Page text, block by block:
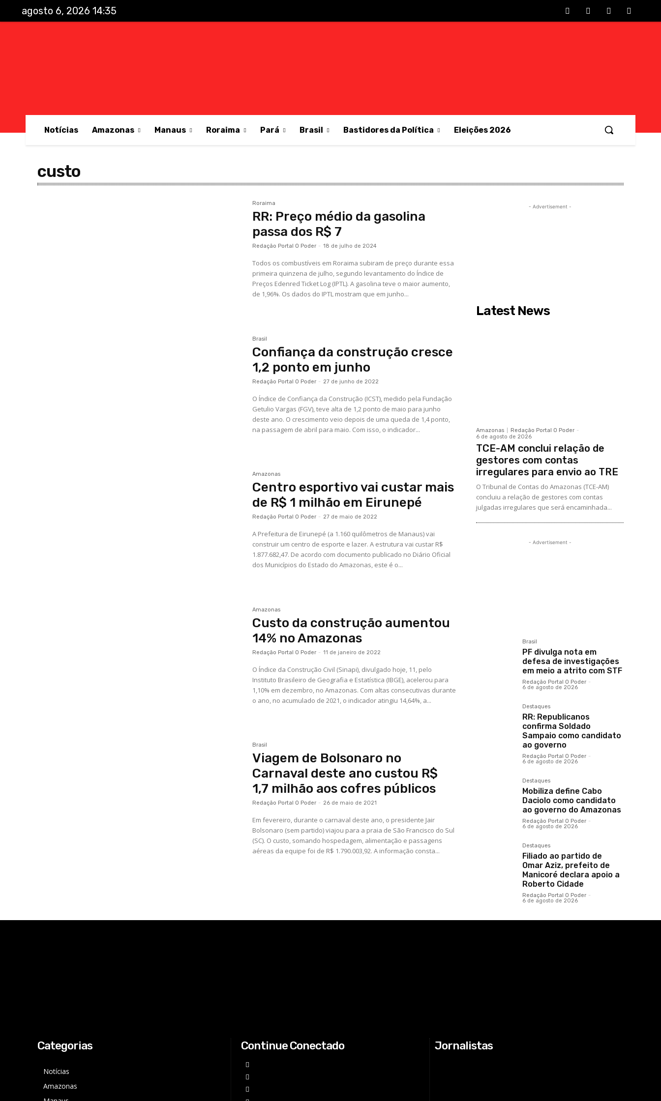
agosto 6, 2026 14:35
Notícias Amazonas Manaus Roraima Pará Brasil Bastidores da Política Eleições 2026
custo
Roraima
RR: Preço médio da gasolina
passa dos R$ 7
Redação Portal O Poder - 18 de julho de 2024
Todos os combustíveis em Roraima subiram de preço durante essa
primeira quinzena de julho, segundo levantamento do Índice de
Preços Edenred Ticket Log (IPTL). A gasolina teve o maior aumento,
de 1,96%. Os dados do IPTL mostram que em junho...
Brasil
Confiança da construção cresce
1,2 ponto em junho
Redação Portal O Poder - 27 de junho de 2022
O Índice de Confiança da Construção (ICST), medido pela Fundação
Getulio Vargas (FGV), teve alta de 1,2 ponto de maio para junho
deste ano. O crescimento veio depois de uma queda de 1,4 ponto,
na passagem de abril para maio. Com isso, o indicador...
Amazonas
Centro esportivo vai custar mais
de R$ 1 milhão em Eirunepé
Redação Portal O Poder - 27 de maio de 2022
A Prefeitura de Eirunepé (a 1.160 quilômetros de Manaus) vai
construir um centro de esporte e lazer. A estrutura vai custar R$
1.877.682,47. De acordo com documento publicado no Diário Oficial
dos Municípios do Estado do Amazonas, este é o...
Amazonas
Custo da construção aumentou
14% no Amazonas
Redação Portal O Poder - 11 de janeiro de 2022
O Índice da Construção Civil (Sinapi), divulgado hoje, 11, pelo
Instituto Brasileiro de Geografia e Estatística (IBGE), acelerou para
1,10% em dezembro, no Amazonas. Com altas consecutivas durante
o ano, no acumulado de 2021, o indicador atingiu 14,64%, a...
Brasil
Viagem de Bolsonaro no
Carnaval deste ano custou R$
1,7 milhão aos cofres públicos
Redação Portal O Poder - 26 de maio de 2021
Em fevereiro, durante o carnaval deste ano, o presidente Jair
Bolsonaro (sem partido) viajou para a praia de São Francisco do Sul
(SC). O custo, somando hospedagem, alimentação e passagens
aéreas da equipe foi de R$ 1.790.003,92. A informação consta...
- Advertisement -
Latest News
Amazonas Redação Portal O Poder -
6 de agosto de 2026
TCE-AM conclui relação de
gestores com contas
irregulares para envio ao TRE
O Tribunal de Contas do Amazonas (TCE-AM)
concluiu a relação de gestores com contas
julgadas irregulares que será encaminhada...
- Advertisement -
Brasil
PF divulga nota em
defesa de investigações
em meio a atrito com STF
Redação Portal O Poder -
6 de agosto de 2026
Destaques
RR: Republicanos
confirma Soldado
Sampaio como candidato
ao governo
Redação Portal O Poder -
6 de agosto de 2026
Destaques
Mobiliza define Cabo
Daciolo como candidato
ao governo do Amazonas
Redação Portal O Poder -
6 de agosto de 2026
Destaques
Filiado ao partido de
Omar Aziz, prefeito de
Manicoré declara apoio a
Roberto Cidade
Redação Portal O Poder -
6 de agosto de 2026
Categorias
Notícias
Amazonas
Continue Conectado Jornalistas